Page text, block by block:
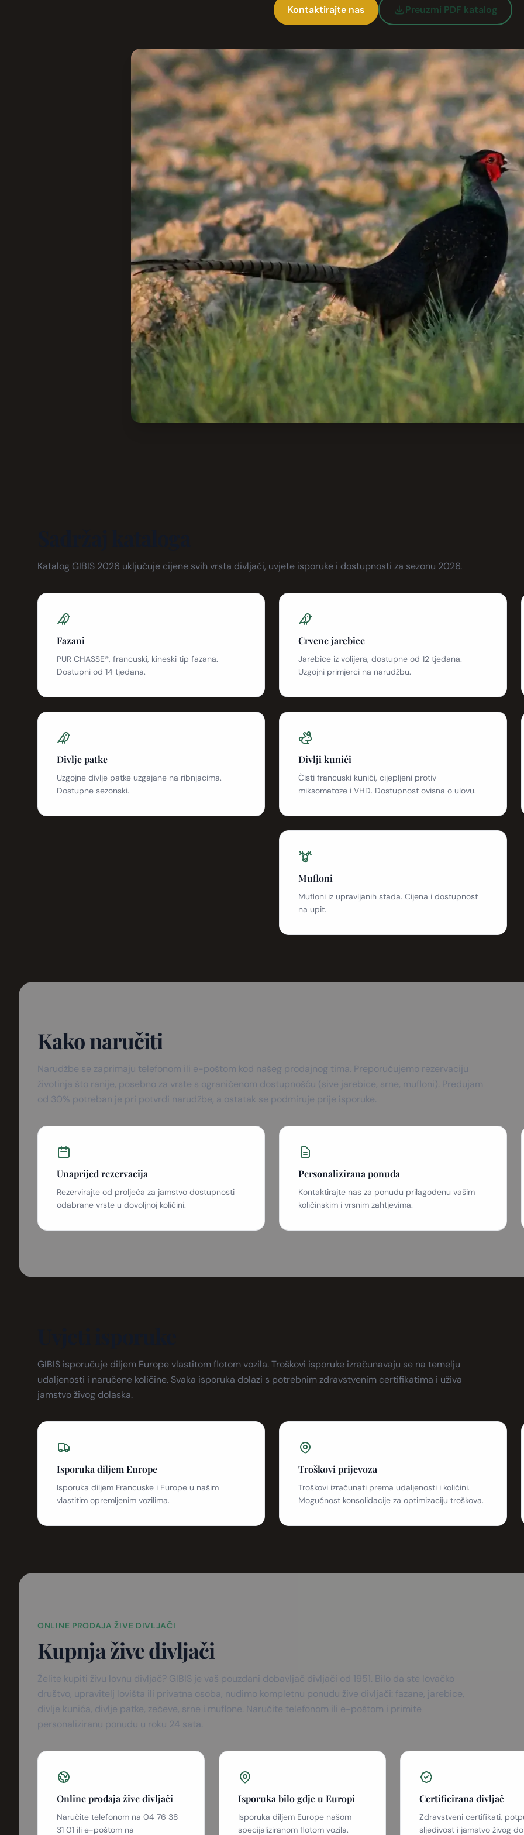
Kontaktirajte nas Preuzmi PDF katalog
Katalog GIBIS 2026 uključuje cijene svih vrsta divljači, uvjete isporuke i dostupnosti za sezonu 2026.
Fazani
PUR CHASSE®, francuski, kineski tip fazana.
Dostupni od 14 tjedana.
Crvene jarebice
Jarebice iz volijera, dostupne od 12 tjedana.
Uzgojni primjerci na narudžbu.
Divlje patke
Uzgojne divlje patke uzgajane na ribnjacima.
Dostupne sezonski.
Divlji kunići
Čisti francuski kunići, cijepljeni protiv
miksomatoze i VHD. Dostupnost ovisna o ulovu.
Mufloni
Mufloni iz upravljanih stada. Cijena i dostupnost
na upit.
Kako naručiti
Narudžbe se zaprimaju telefonom ili e-poštom kod našeg prodajnog tima. Preporučujemo rezervaciju
životinja što ranije, posebno za vrste s ograničenom dostupnošću (sive jarebice, srne, mufloni). Predujam
od 30% potreban je pri potvrdi narudžbe, a ostatak se podmiruje prije isporuke.
Unaprijed rezervacija
Rezervirajte od proljeća za jamstvo dostupnosti
odabrane vrste u dovoljnoj količini.
Personalizirana ponuda
Kontaktirajte nas za ponudu prilagođenu vašim
količinskim i vrsnim zahtjevima.
GIBIS isporučuje diljem Europe vlastitom flotom vozila. Troškovi isporuke izračunavaju se na temelju
udaljenosti i naručene količine. Svaka isporuka dolazi s potrebnim zdravstvenim certifikatima i uživa
jamstvo živog dolaska.
Isporuka diljem Europe
Isporuka diljem Francuske i Europe u našim
vlastitim opremljenim vozilima.
Troškovi prijevoza
Troškovi izračunati prema udaljenosti i količini.
Mogućnost konsolidacije za optimizaciju troškova.
ONLINE PRODAJA ŽIVE DIVLJAČI
Kupnja žive divljači
Želite kupiti živu lovnu divljač? GIBIS je vaš pouzdani dobavljač divljači od 1951. Bilo da ste lovačko
društvo, upravitelj lovišta ili privatna osoba, nudimo kompletnu ponudu žive divljači: fazane, jarebice,
divlje kunića, divlje patke, zečeve, srne i muflone. Naručite telefonom ili e-poštom i primite
personaliziranu ponudu u roku 24 sata.
Online prodaja žive divljači
Naručite telefonom na 04 76 38
31 01 ili e-poštom na
Isporuka bilo gdje u Europi
Isporuka diljem Europe našom
specijaliziranom flotom vozila.
Certificirana divljač
Zdravstveni certifikati,
sljedivost i jamstvo živog